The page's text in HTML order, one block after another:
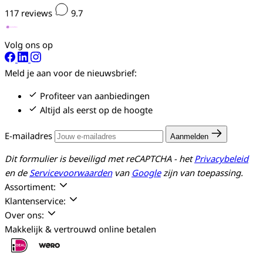
117 reviews 9.7
Volg ons op
Meld je aan voor de nieuwsbrief:
Profiteer van aanbiedingen
Altijd als eerst op de hoogte
E-mailadres Aanmelden
Dit formulier is beveiligd met reCAPTCHA - hetPrivacybeleid
en de Servicevoorwaardenvan Googlezijn van toepassing.
Assortiment:
Klantenservice:
Over ons:
Makkelijk & vertrouwd online betalen